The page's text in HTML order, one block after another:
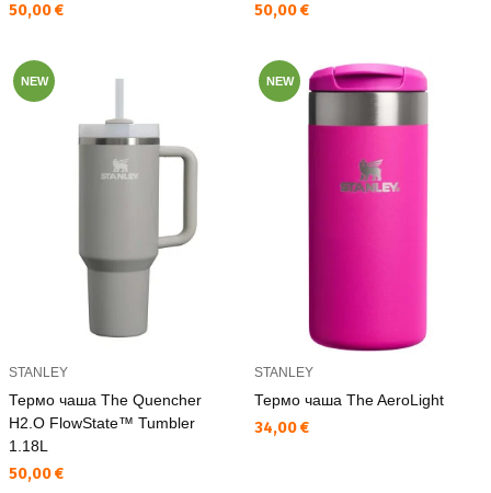
Текуща цена:
50,00 € Текуща цена:
50,00 €
NEW
STANLEY
Термо чаша The Quencher
H2.O FlowState™ Tumbler
1.18L
Текуща цена:
50,00 €
NEW
STANLEY
Термо чаша The AeroLight
Текуща цена:
34,00 €